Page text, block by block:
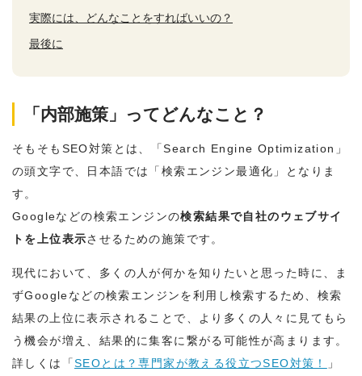
実際には、どんなことをすればいいの？
最後に
「内部施策」ってどんなこと？
そもそもSEO対策とは、「Search Engine Optimization」
の頭文字で、日本語では「検索エンジン最適化」となりま
す。
Googleなどの検索エンジンの検索結果で自社のウェブサイ
トを上位表示させるための施策です。
現代において、多くの人が何かを知りたいと思った時に、ま
ずGoogleなどの検索エンジンを利用し検索するため、検索
結果の上位に表示されることで、より多くの人々に見てもら
う機会が増え、結果的に集客に繋がる可能性が高まります。
詳しくは「SEOとは？専門家が教える役立つSEO対策！
」